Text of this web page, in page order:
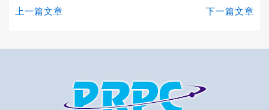
上一篇文章 下一篇文章